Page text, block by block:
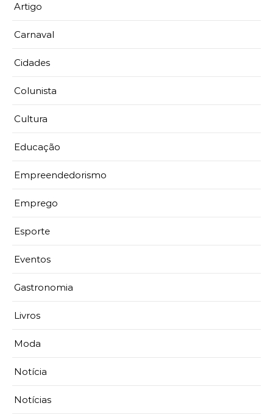
Artigo
Carnaval
Cidades
Colunista
Cultura
Educação
Empreendedorismo
Emprego
Esporte
Eventos
Gastronomia
Livros
Moda
Notícia
Notícias